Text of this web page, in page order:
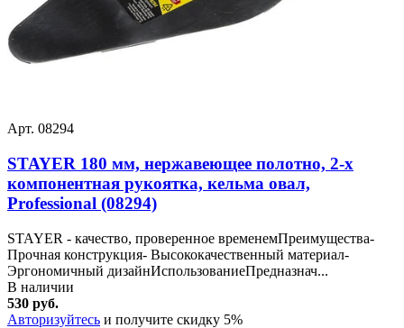
Арт. 08294
STAYER 180 мм, нержавеющее полотно, 2-х
компонентная рукоятка, кельма овал,
Professional (08294)
STAYER - качество, проверенное временемПреимущества-
Прочная конструкция- Высококачественный материал-
Эргономичный дизайнИспользованиеПредназнач...
В наличии
530 руб.
Авторизуйтесь и получите скидку 5%